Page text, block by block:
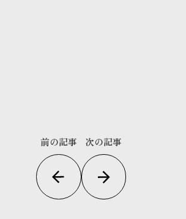
前の記事 次の記事